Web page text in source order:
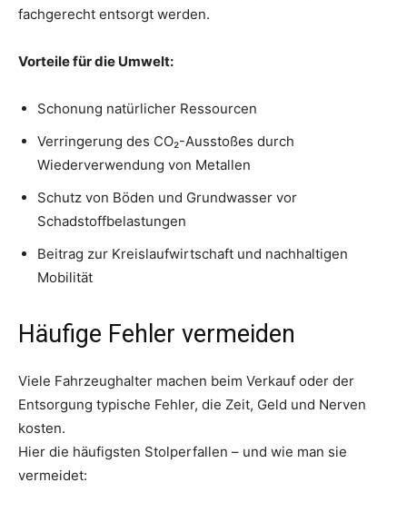
fachgerecht entsorgt werden.
Vorteile für die Umwelt:
Schonung natürlicher Ressourcen
Verringerung des CO₂-Ausstoßes durch
Wiederverwendung von Metallen
Schutz von Böden und Grundwasser vor
Schadstoffbelastungen
Beitrag zur Kreislaufwirtschaft und nachhaltigen
Mobilität
Häufige Fehler vermeiden
Viele Fahrzeughalter machen beim Verkauf oder der
Entsorgung typische Fehler, die Zeit, Geld und Nerven
kosten.
Hier die häufigsten Stolperfallen – und wie man sie
vermeidet: